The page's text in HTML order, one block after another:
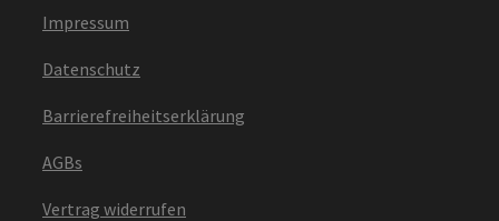
Impressum
Datenschutz
Barrierefreiheitserklärung
AGBs
Vertrag widerrufen